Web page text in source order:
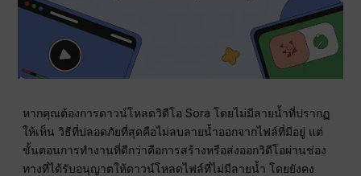
หากคุณต้องการดาวน์โหลดวิดีโอ Sora โดยไม่มีลายน้ำที่ปรากฏ
ให้เห็น วิธีที่ปลอดภัยที่สุดคือไม่ลบลายน้ำออกจากไฟล์ที่มีอยู่ แต่
ขั้นตอนการทำงานที่ดีกว่าคือการสร้างหรือส่งออกวิดีโอผ่านช่อง
ทางที่ได้รับอนุญาตให้ดาวน์โหลดไฟล์ที่ไม่มีลายน้ำ โดยยังคง